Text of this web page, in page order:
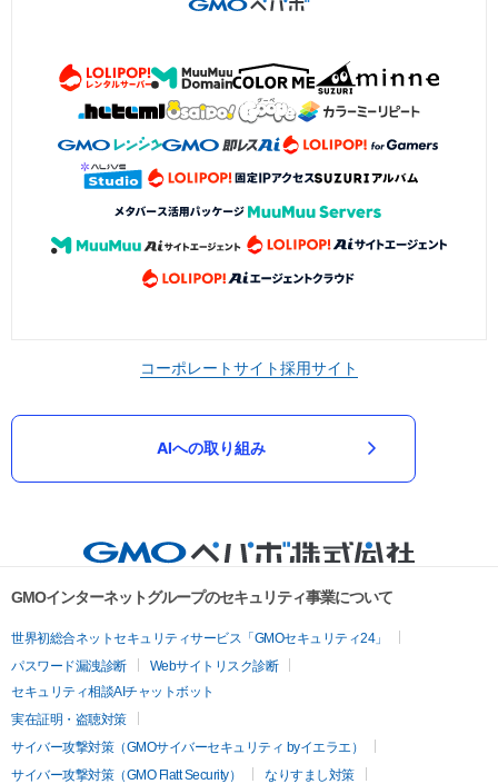
コーポレートサイト採用サイト
AIへの取り組み
GMOインターネットグループのセキュリティ事業について
世界初総合ネットセキュリティサービス「GMOセキュリティ24」
パスワード漏洩診断
Webサイトリスク診断
セキュリティ相談AIチャットボット
実在証明・盗聴対策
サイバー攻撃対策（GMOサイバーセキュリティ byイエラエ）
サイバー攻撃対策（GMO Flatt Security）
なりすまし対策